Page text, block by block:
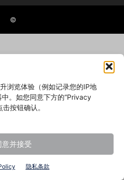
浏览体验（例如记录您的IP地
。如您同意下方的“Privacy
按钮确认。
意并接受
隐私条款
©